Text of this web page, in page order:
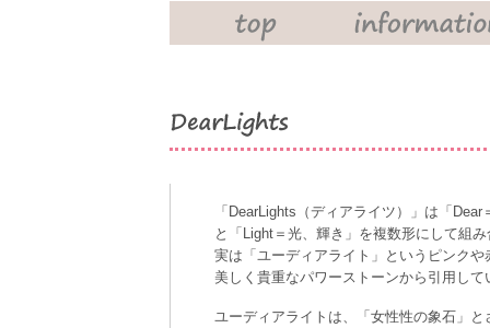
「DearLights（ディアライツ）」は「
と「Light＝光、輝き」を複数形にして組
実は「ユーディアライト」というピンクや
美しく貴重なパワーストーンから引用して
ユーディアライトは、「女性性の象石」と